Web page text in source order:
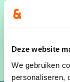
Deze website
We gebruiken
personaliseren,
Stichting